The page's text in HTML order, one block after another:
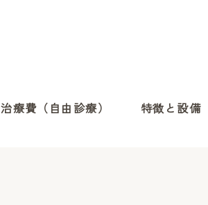
治療費（自由診療） 特徴と設備